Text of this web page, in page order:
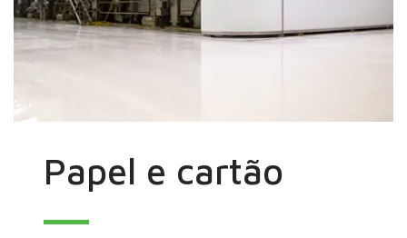
Papel e cartão